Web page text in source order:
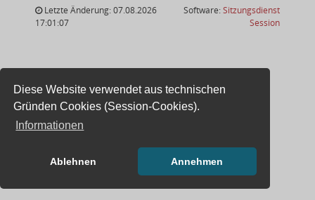
Diese Website verwendet aus technischen
Gründen Cookies (Session-Cookies).
Informationen
Ablehnen Annehmen
Letzte Änderung: 07.08.2026
17:01:07
Software:Sitzungsdienst
Session(Wird in